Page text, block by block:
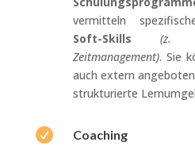
vermitteln
Soft-Skills
(z.
Zeitmanagement). Sie
auch extern
strukturierte

Coaching